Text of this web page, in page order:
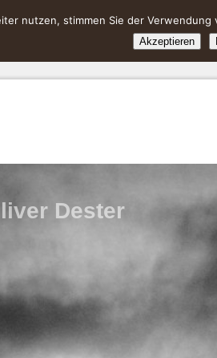
Dester
nutzen, stimmen Sie der
Akzeptieren